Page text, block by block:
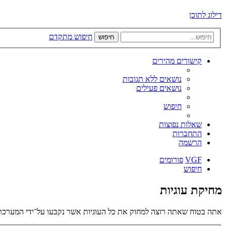
דילוג לתוכן
חיפוש חיפוש מתקדם
קישורים מהירים
נושאים ללא תגובות
נושאים פעילים
חיפוש
שאלות נפוצות
התחברות
הרשמה
VGF פורומים
חיפוש
מחיקת עוגיות
אתה בטוח שאתה רוצה למחוק את כל העוגיות אשר נקבעו על־ידי